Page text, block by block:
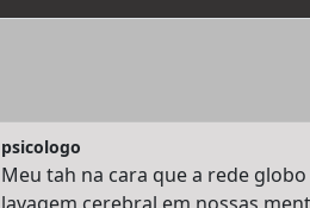
psicologo
Meu tah na cara que a rede